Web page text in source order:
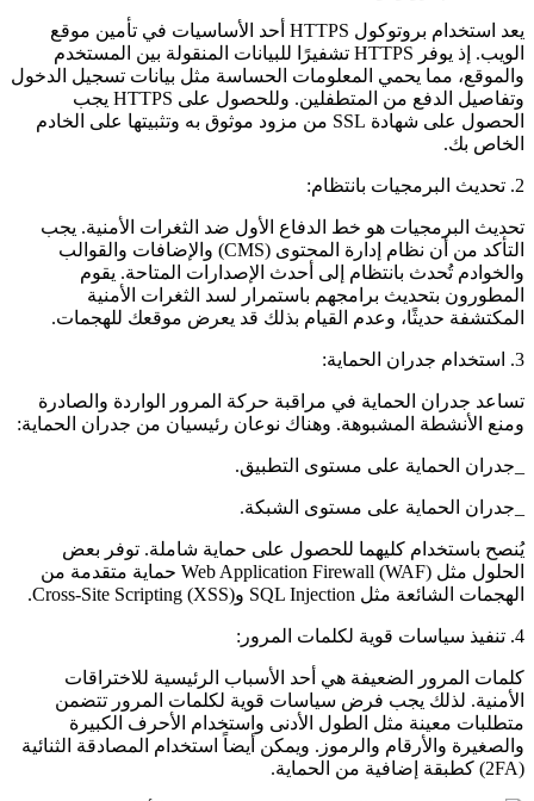
يعد استخدام بروتوكول HTTPS أحد الأساسيات في تأمين موقع
الويب. إذ يوفر HTTPS تشفيرًا للبيانات المنقولة بين المستخدم
والموقع، مما يحمي المعلومات الحساسة مثل بيانات تسجيل الدخول
وتفاصيل الدفع من المتطفلين. وللحصول على HTTPS يجب
الحصول على شهادة SSL من مزود موثوق به وتثبيتها على الخادم
الخاص بك.
2. تحديث البرمجيات بانتظام:
تحديث البرمجيات هو خط الدفاع الأول ضد الثغرات الأمنية. يجب
التأكد من أن نظام إدارة المحتوى (CMS) والإضافات والقوالب
والخوادم تُحدث بانتظام إلى أحدث الإصدارات المتاحة. يقوم
المطورون بتحديث برامجهم باستمرار لسد الثغرات الأمنية
المكتشفة حديثًا، وعدم القيام بذلك قد يعرض موقعك للهجمات.
3. استخدام جدران الحماية:
تساعد جدران الحماية في مراقبة حركة المرور الواردة والصادرة
ومنع الأنشطة المشبوهة. وهناك نوعان رئيسيان من جدران الحماية:
_جدران الحماية على مستوى التطبيق.
_جدران الحماية على مستوى الشبكة.
يُنصح باستخدام كليهما للحصول على حماية شاملة. توفر بعض
الحلول مثل Web Application Firewall (WAF) حماية متقدمة من
الهجمات الشائعة مثل SQL Injection وCross-Site Scripting (XSS).
4. تنفيذ سياسات قوية لكلمات المرور:
كلمات المرور الضعيفة هي أحد الأسباب الرئيسية للاختراقات
الأمنية. لذلك يجب فرض سياسات قوية لكلمات المرور تتضمن
متطلبات معينة مثل الطول الأدنى واستخدام الأحرف الكبيرة
والصغيرة والأرقام والرموز. ويمكن أيضاً استخدام المصادقة الثنائية
(2FA) كطبقة إضافية من الحماية.